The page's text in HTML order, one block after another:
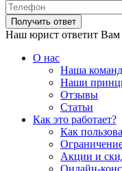
Наш юрист ответит Вам
О нас
Наша
Наши
Отзывы
Статьи
Как это работает?
Как
Акции и
Онлайн-